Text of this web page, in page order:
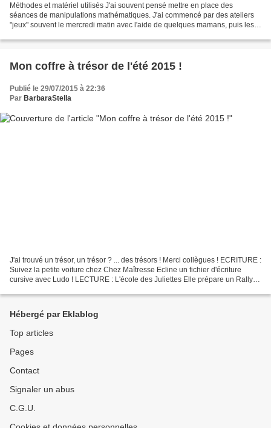
Méthodes et matériel utilisés J'ai souvent pensé mettre en place des
séances de manipulations mathématiques. J'ai commencé par des ateliers
"jeux" souvent le mercredi matin avec l'aide de quelques mamans, puis les
Mon coffre à trésor de l'été 2015 !
Publié le 29/07/2015 à 22:36
Par BarbaraStella
J'ai trouvé un trésor, un trésor ? ... des trésors ! Merci collègues ! ECRITURE :
Suivez la petite voiture chez Chez Maîtresse Ecline un fichier d'écriture
cursive avec Ludo ! LECTURE : L'école des Juliettes Elle prépare un Rallye
Hébergé par Eklablog
Top articles
Pages
Contact
Signaler un abus
C.G.U.